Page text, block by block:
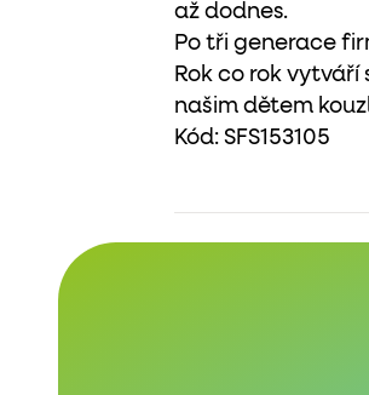
až dodnes.
Po tři generace
Rok co rok
našim dětem
Kód: SFS153105